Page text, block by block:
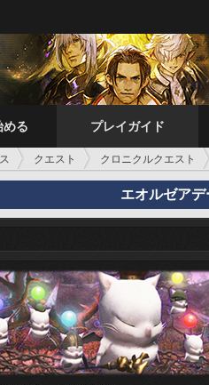
める プレイガイド
クエスト クロニクルクエスト
エオルゼア